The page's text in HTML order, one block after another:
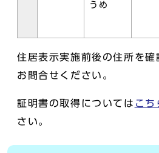
うめ
住居表示実施前後の住所を確
お問合せください。
証明書の取得については こち
さい。